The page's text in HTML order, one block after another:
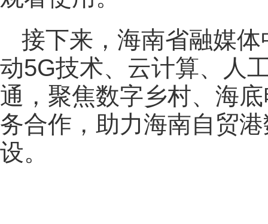
接下来，海南省融媒
动5G技术、云计算、人
通，聚焦数字乡村、海
务合作，助力海南自贸
设。